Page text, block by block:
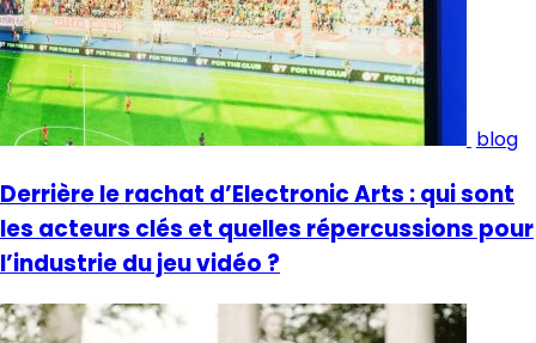
blog
Derrière le rachat d’Electronic Arts : qui sont
les acteurs clés et quelles répercussions pour
l’industrie du jeu vidéo ?